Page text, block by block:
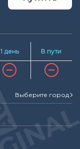
1 день В пути
Выберите город